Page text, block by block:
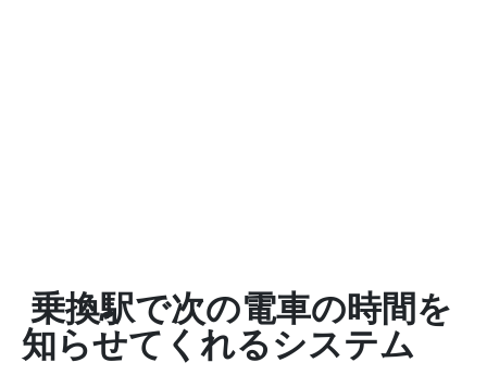
乗換駅で次の電車の時間を
知らせてくれるシステム